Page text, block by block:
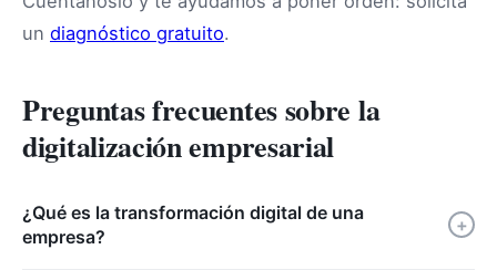
un diagnóstico gratuito.
Preguntas frecuentes sobre la
digitalización empresarial
¿Qué es la transformación digital de una
empresa?
+